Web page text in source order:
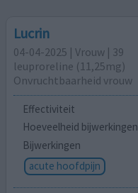
Lucrin
04-04-2025 | Vrouw | 39
leuproreline (11,25mg)
Onvruchtbaarheid vrouw
Effectiviteit
Hoeveelheid bijwerkingen
Bijwerkingen
acute hoofdpijn